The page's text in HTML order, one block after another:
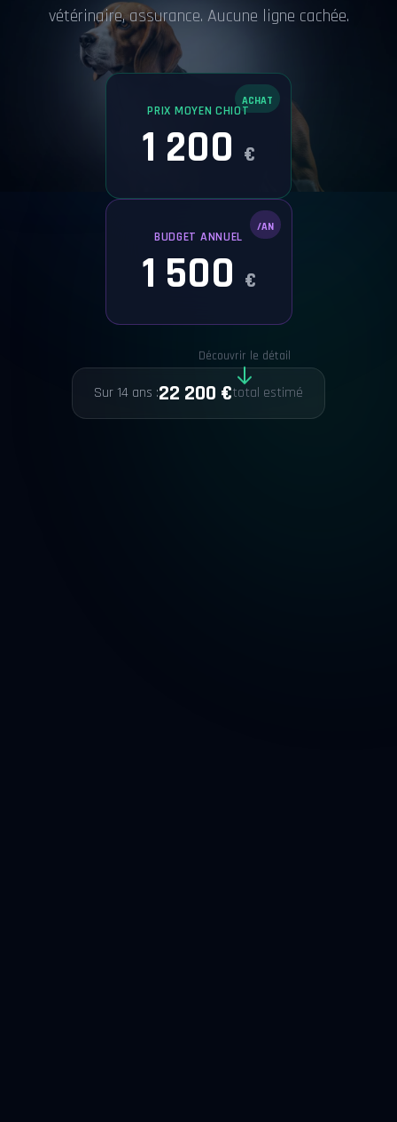
vétérinaire, assurance. Aucune ligne cachée.
ACHAT
PRIX MOYEN CHIOT
1 200 €
/AN
BUDGET ANNUEL
1 500 €
Sur 14 ans :22 200 €total estimé
Découvrir le détail